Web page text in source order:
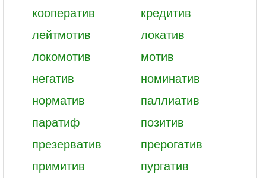
кооператив
кредитив
лейтмотив
локатив
локомотив
мотив
негатив
номинатив
норматив
паллиатив
паратиф
позитив
презерватив
прерогатив
примитив
пургатив